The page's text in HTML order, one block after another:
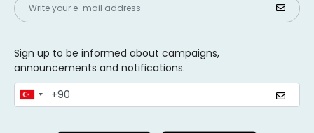
Sign up to be informed about campaigns,
announcements and notifications.